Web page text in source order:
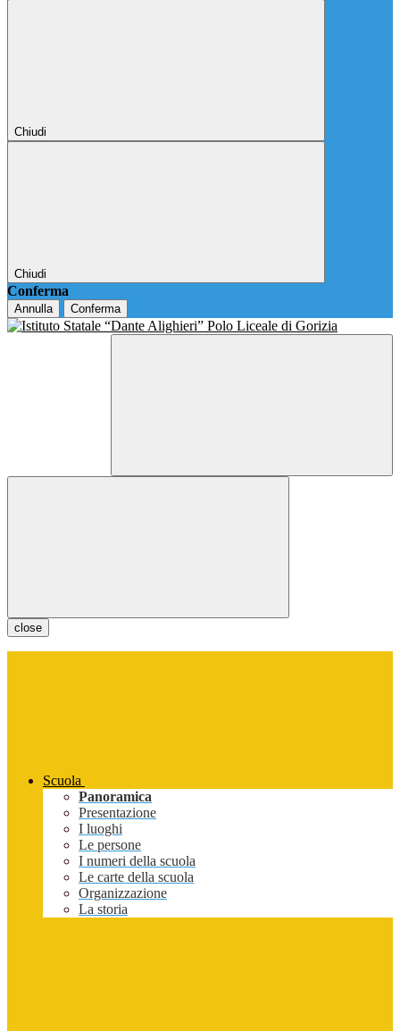
Chiudi
Chiudi
Conferma
Annulla Conferma
close
Scuola
Panoramica
Presentazione
I luoghi
Le persone
I numeri della scuola
Le carte della scuola
Organizzazione
La storia